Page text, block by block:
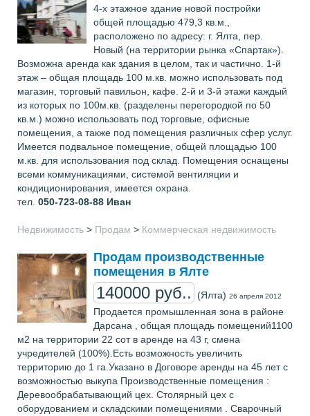
4-х этажное здание новой постройки
общей площадью 479,3 кв.м.,
расположено по адресу: г. Ялта, пер.
Новый (на территории рынка «Спартак»).
Возможна аренда как здания в целом, так и частично. 1-й
этаж – общая площадь 100 м.кв. можно использовать под
магазин, торговый павильон, кафе. 2-й и 3-й этажи каждый
из которых по 100м.кв. (разделены перегородкой по 50
кв.м.) можно использовать под торговые, офисные
помещения, а также под помещения различных сфер услуг.
Имеется подвальное помещение, общей площадью 100
м.кв. для использования под склад. Помещения оснащены
всеми коммуникациями, системой вентиляции и
кондиционирования, имеется охрана.
тел. 050-723-08-88 Иван
Недвижимость > Продам > Коммерческая недвижимость
Продам производственные
помещения в Ялте
140000 руб.. (Ялта) 26 апреля 2012
Продается промышленная зона в районе
Дарсана , общая площадь помещений1100
м2 на территории 22 сот в аренде на 43 г, смена
учредителей (100%).Есть возможность увеличить
территорию до 1 га.Указано в Договоре аренды на 45 лет с
возможностью выкупа Производственные помещения :
Деревообрабатывающий цех. Столярный цех с
оборудованием и складскими помещениями . Сварочный